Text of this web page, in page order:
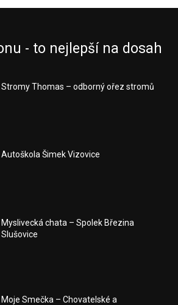
- to nejlepší na dosah
Stromy Thomas – odborný ořez stromů
Autoškola Šimek Vizovice
Myslivecká chata – Spolek Březina
Slušovice
Moje Smečka – Chovatelské a